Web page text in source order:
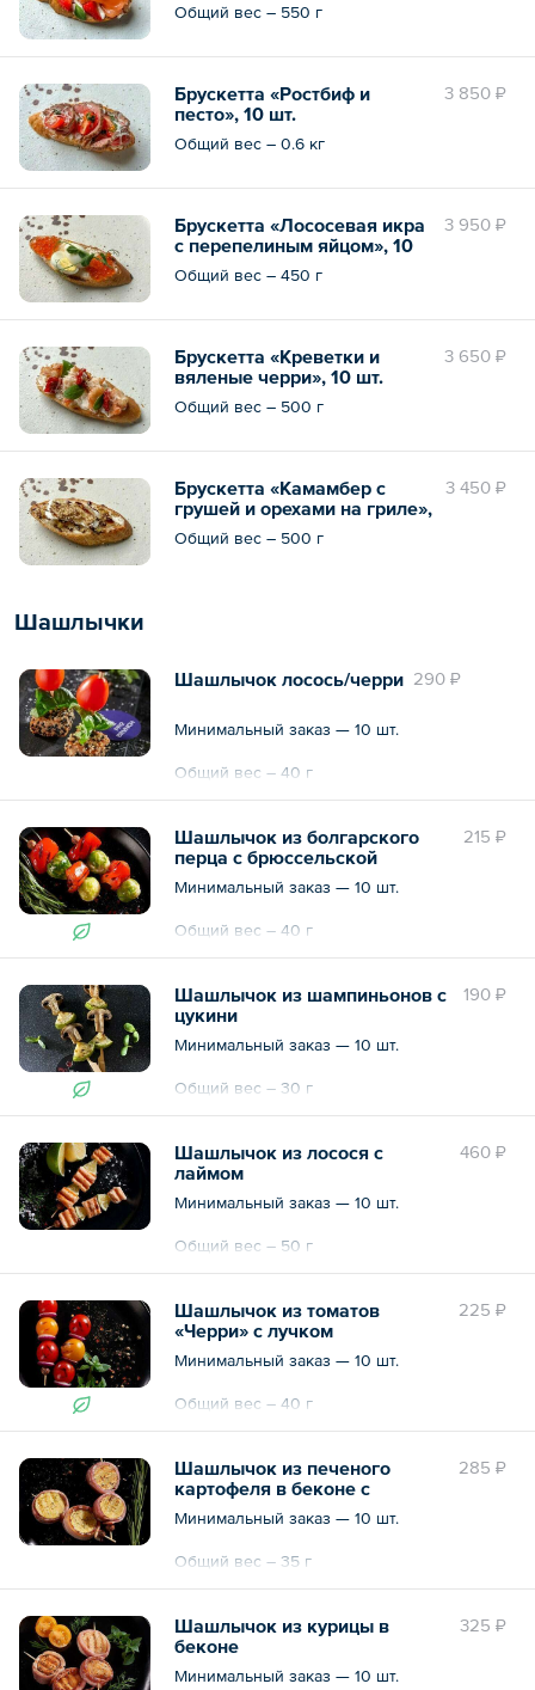
Общий вес – 550 г
3 850 ₽
Брускетта «Ростбиф и
песто», 10 шт.
Общий вес – 0.6 кг
3 950 ₽
Брускетта «Лососевая икра
с перепелиным яйцом», 10
шт.
Общий вес – 450 г
3 650 ₽
Брускетта «Креветки и
вяленые черри», 10 шт.
Общий вес – 500 г
3 450 ₽
Брускетта «Камамбер с
грушей и орехами на гриле»,
10 шт.
Общий вес – 500 г
Шашлычки
290 ₽
Шашлычок лосось/черри
Минимальный заказ — 10 шт.
Общий вес – 40 г
215 ₽
Шашлычок из болгарского
перца с брюссельской
капустой
Минимальный заказ — 10 шт.
Общий вес – 40 г
190 ₽
Шашлычок из шампиньонов с
цукини
Минимальный заказ — 10 шт.
Общий вес – 30 г
460 ₽
Шашлычок из лосося с
лаймом
Минимальный заказ — 10 шт.
Общий вес – 50 г
225 ₽
Шашлычок из томатов
«Черри» с лучком
Минимальный заказ — 10 шт.
Общий вес – 40 г
285 ₽
Шашлычок из печеного
картофеля в беконе с
розмарином
Минимальный заказ — 10 шт.
Общий вес – 35 г
325 ₽
Шашлычок из курицы в
беконе
Минимальный заказ — 10 шт.